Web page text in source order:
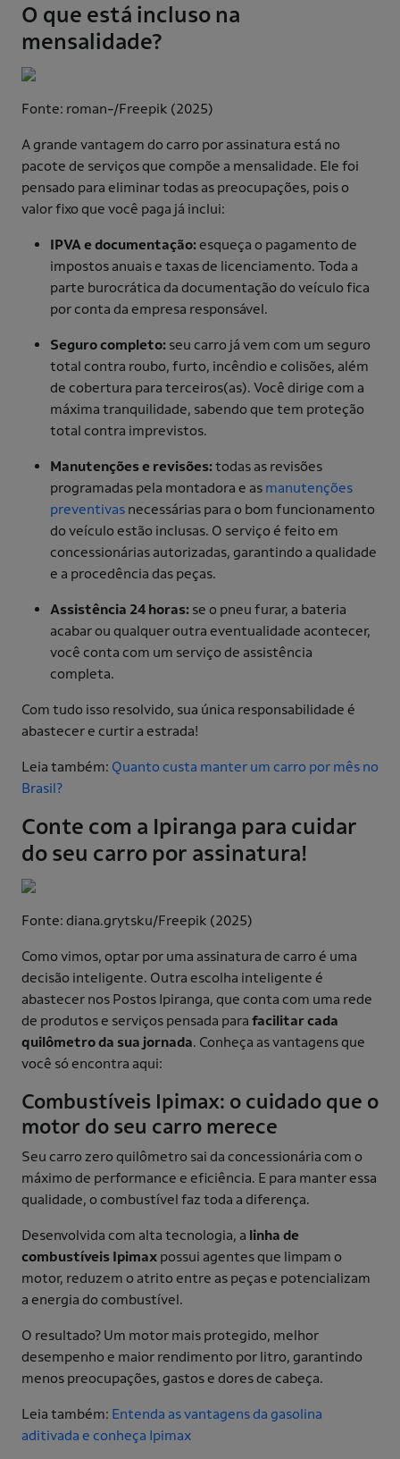
O que está incluso na
mensalidade?
Fonte: roman-/Freepik (2025)
A grande vantagem do carro por assinatura está no
pacote de serviços que compõe a mensalidade. Ele foi
pensado para eliminar todas as preocupações, pois o
valor fixo que você paga já inclui:
IPVA e documentação:esqueça o pagamento de
impostos anuais e taxas de licenciamento. Toda a
parte burocrática da documentação do veículo fica
por conta da empresa responsável.
Seguro completo: seu carro já vem com um seguro
total contra roubo, furto, incêndio e colisões, além
de cobertura para terceiros(as). Você dirige com a
máxima tranquilidade, sabendo que tem proteção
total contra imprevistos.
Manutenções e revisões:todas as revisões
programadas pela montadora e as manutenções
preventivas necessárias para o bom funcionamento
do veículo estão inclusas. O serviço é feito em
concessionárias autorizadas, garantindo a qualidade
e a procedência das peças.
Assistência 24 horas: se o pneu furar, a bateria
acabar ou qualquer outra eventualidade acontecer,
você conta com um serviço de assistência
completa.
Com tudo isso resolvido, sua única responsabilidade é
abastecer e curtir a estrada!
Leia também: Quanto custa manter um carro por mês no
Brasil?
Conte com a Ipiranga para cuidar
do seu carro por assinatura!
Fonte: diana.grytsku/Freepik (2025)
Como vimos, optar por uma assinatura de carro é uma
decisão inteligente. Outra escolha inteligente é
abastecer nos Postos Ipiranga, que conta com uma rede
de produtos e serviços pensada para facilitar cada
quilômetro da sua jornada. Conheça as vantagens que
você só encontra aqui:
Combustíveis Ipimax: o cuidado que o
motor do seu carro merece
Seu carro zero quilômetro sai da concessionária com o
máximo de performance e eficiência. E para manter essa
qualidade, o combustível faz toda a diferença.
Desenvolvida com alta tecnologia, a linha de
combustíveis Ipimax possui agentes que limpam o
motor, reduzem o atrito entre as peças e potencializam
a energia do combustível.
O resultado? Um motor mais protegido, melhor
desempenho e maior rendimento por litro, garantindo
menos preocupações, gastos e dores de cabeça.
Leia também: Entenda as vantagens da gasolina
aditivada e conheça Ipimax